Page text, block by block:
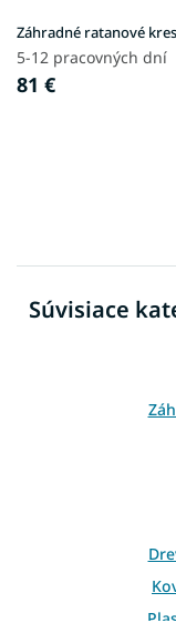
Záhradné ratanové
5-12 pracovných dní
81 €
Súvisiace